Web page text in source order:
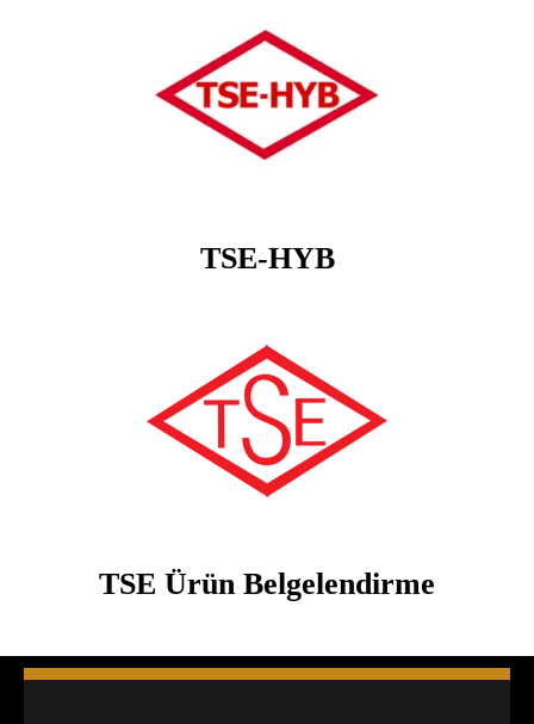
TSE-HYB
TSE Ürün Belgelendirme